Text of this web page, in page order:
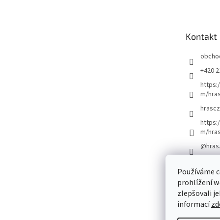
Používáme
prohlížení
zlepšovali
informací
Kontakt
+420
m/
hrascz
m/